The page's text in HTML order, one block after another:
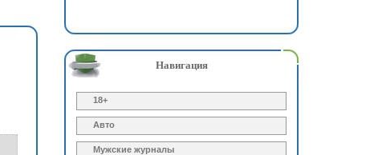
Навигация
18+
Авто
Мужские журналы